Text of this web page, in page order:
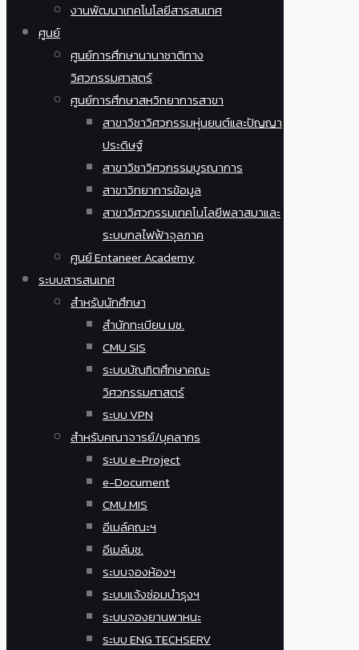
งานพัฒนาเทคโนโลยีสารสนเทศ
ศูนย์
ศูนย์การศึกษานานาชาติทาง
วิศวกรรมศาสตร์
ศูนย์การศึกษาสหวิทยาการสาขา
สาขาวิชาวิศวกรรมหุ่นยนต์และปัญญา
ประดิษฐ์
สาขาวิชาวิศวกรรมบูรณาการ
สาขาวิทยาการข้อมูล
สาขาวิศวกรรมเทคโนโลยีพลาสมาและ
ระบบกลไฟฟ้าจุลภาค
ศูนย์ Entaneer Academy
ระบบสารสนเทศ
สำหรับนักศึกษา
สำนักทะเบียน มช.
CMU SIS
ระบบบัณฑิตศึกษาคณะ
วิศวกรรมศาสตร์
ระบบ VPN
สำหรับคณาจารย์/บุคลากร
ระบบ e-Project
e-Document
CMU MIS
อีเมล์คณะฯ
อีเมล์มช.
ระบบจองห้องฯ
ระบบแจ้งซ่อมบำรุงฯ
ระบบจองยานพาหนะ
ระบบ ENG TECHSERV